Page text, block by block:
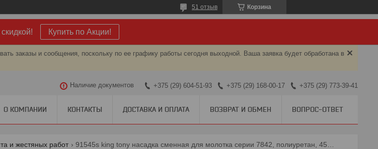
Корзина
51 отзыв
Купить по Акции!
заказы и сообщения, поскольку по ее графику работы сегодня выходной. Ваша заявка будет обработана в
Наличие документов +375 (29) 604-51-93 +375 (29) 168-00-17 +375 (29) 773-39-41
О КОМПАНИИ КОНТАКТЫ ДОСТАВКА И ОПЛАТА ВОЗВРАТ И ОБМЕН ВОПРОС-ОТВЕТ
и жестяных работ